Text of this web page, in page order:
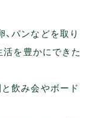
パンなどを取り
を豊かにできた
と飲み会やボード